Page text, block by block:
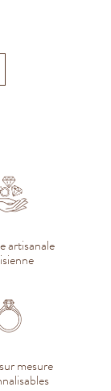
artisanale
mesure